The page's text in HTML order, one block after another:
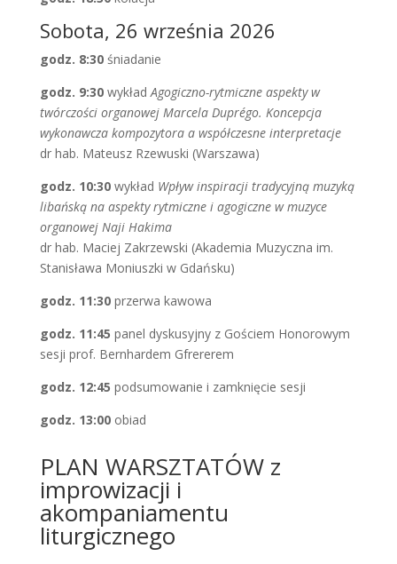
Sobota, 26 września 2026
godz. 8:30śniadanie
godz. 9:30wykładAgogiczno-rytmiczne aspekty w
twórczości organowej Marcela Duprégo. Koncepcja
wykonawcza kompozytora a współczesne interpretacje
dr hab. Mateusz Rzewuski (Warszawa)
godz. 10:30wykład Wpływ inspiracji tradycyjną muzyką
libańską na aspekty rytmiczne i agogiczne w muzyce
organowej Naji Hakima
dr hab. Maciej Zakrzewski (Akademia Muzyczna im.
Stanisława Moniuszki w Gdańsku)
godz. 11:30przerwa kawowa
godz. 11:45 panel dyskusyjny z Gościem Honorowym
sesji prof. Bernhardem Gfrererem
godz. 12:45 podsumowanie i zamknięcie sesji
godz. 13:00obiad
PLAN WARSZTATÓW z
improwizacji i
akompaniamentu
liturgicznego